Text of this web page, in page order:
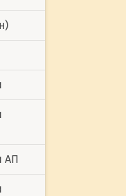
АП